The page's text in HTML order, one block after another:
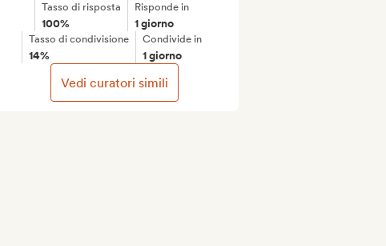
Tasso di risposta
100%
Risponde in
1 giorno
Tasso di condivisione
14%
Condivide in
1 giorno
Vedi curatori simili